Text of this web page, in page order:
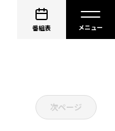
番組表
次ページ